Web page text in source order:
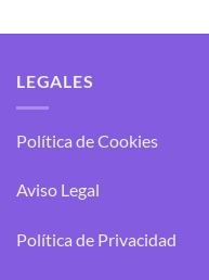
LEGALES
Política de Cookies
Aviso Legal
Política de Privacidad